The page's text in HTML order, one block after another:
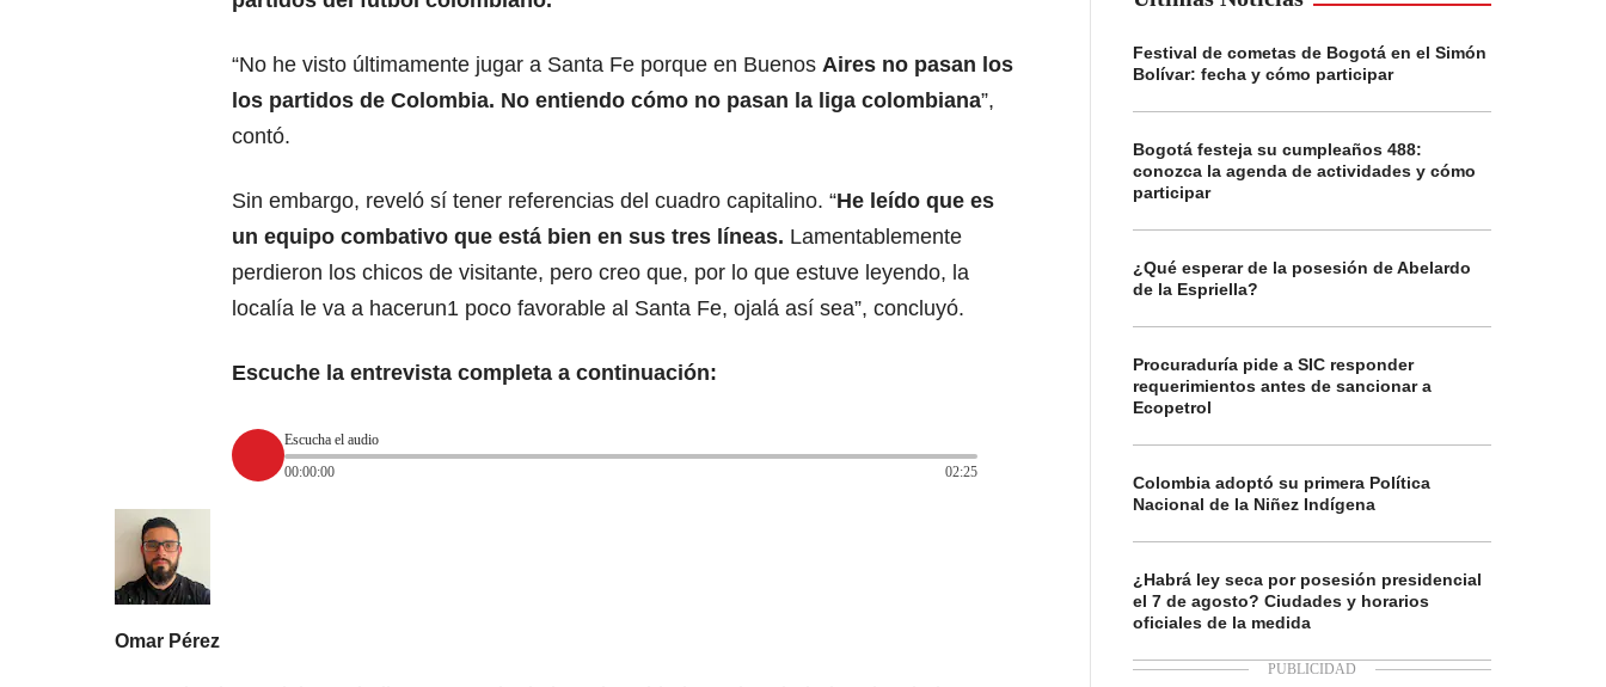
“No he visto últimamente jugar a Santa Fe porque en Buenos Aires no pasan los
los partidos de Colombia. No entiendo cómo no pasan la liga colombiana”,
contó.
Sin embargo, reveló sí tener referencias del cuadro capitalino. “He leído que es
un equipo combativo que está bien en sus tres líneas. Lamentablemente
perdieron los chicos de visitante, pero creo que, por lo que estuve leyendo, la
localía le va a hacerun1 poco favorable al Santa Fe, ojalá así sea”, concluyó.
Escuche la entrevista completa a continuación:
Escucha el audio
00:00:00
02:25
Omar Pérez
Festival de cometas de Bogotá en el Simón
Bolívar: fecha y cómo participar
Bogotá festeja su cumpleaños 488:
conozca la agenda de actividades y cómo
participar
¿Qué esperar de la posesión de Abelardo
de la Espriella?
Procuraduría pide a SIC responder
requerimientos antes de sancionar a
Ecopetrol
Colombia adoptó su primera Política
Nacional de la Niñez Indígena
¿Habrá ley seca por posesión presidencial
el 7 de agosto? Ciudades y horarios
oficiales de la medida